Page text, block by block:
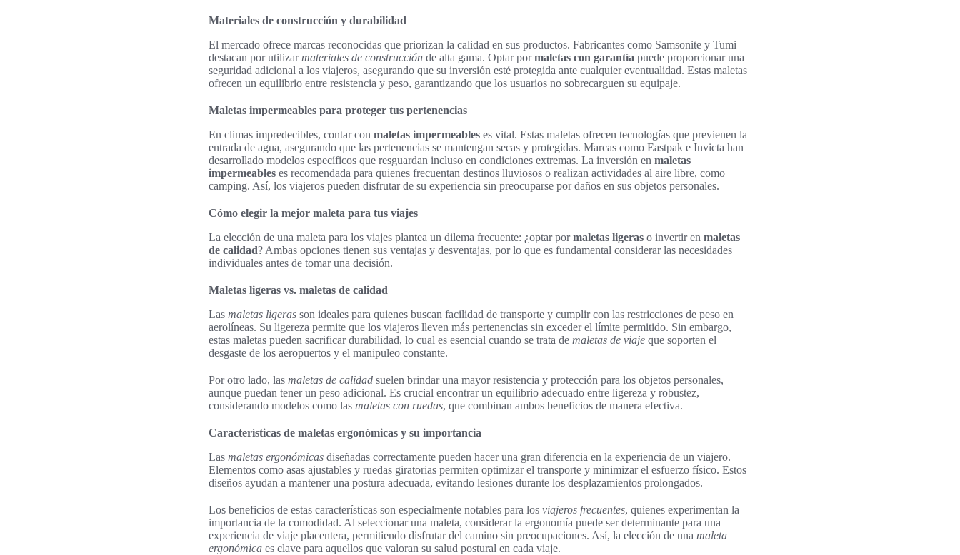
Materiales de construcción y durabilidad
El mercado ofrece marcas reconocidas que priorizan la calidad en sus productos. Fabricantes como Samsonite y Tumi
destacan por utilizarmateriales de construcción de alta gama. Optar pormaletas con garantía puede proporcionar una
seguridad adicional a los viajeros, asegurando que su inversión esté protegida ante cualquier eventualidad. Estas maletas
ofrecen un equilibrio entre resistencia y peso, garantizando que los usuarios no sobrecarguen su equipaje.
Maletas impermeables para proteger tus pertenencias
En climas impredecibles, contar con maletas impermeables es vital. Estas maletas ofrecen tecnologías que previenen la
entrada de agua, asegurando que las pertenencias se mantengan secas y protegidas. Marcas como Eastpak e Invicta han
desarrollado modelos específicos que resguardan incluso en condiciones extremas. La inversión en maletas
impermeables es recomendada para quienes frecuentan destinos lluviosos o realizan actividades al aire libre, como
camping. Así, los viajeros pueden disfrutar de su experiencia sin preocuparse por daños en sus objetos personales.
Cómo elegir la mejor maleta para tus viajes
La elección de una maleta para los viajes plantea un dilema frecuente: ¿optar pormaletas ligeras o invertir en maletas
de calidad? Ambas opciones tienen sus ventajas y desventajas, por lo que es fundamental considerar las necesidades
individuales antes de tomar una decisión.
Maletas ligeras vs. maletas de calidad
Las maletas ligeras son ideales para quienes buscan facilidad de transporte y cumplir con las restricciones de peso en
aerolíneas. Su ligereza permite que los viajeros lleven más pertenencias sin exceder el límite permitido. Sin embargo,
estas maletas pueden sacrificar durabilidad, lo cual es esencial cuando se trata de maletas de viaje que soporten el
desgaste de los aeropuertos y el manipuleo constante.
Por otro lado, las maletas de calidad suelen brindar una mayor resistencia y protección para los objetos personales,
aunque puedan tener un peso adicional. Es crucial encontrar un equilibrio adecuado entre ligereza y robustez,
considerando modelos como las maletas con ruedas, que combinan ambos beneficios de manera efectiva.
Características de maletas ergonómicas y su importancia
Las maletas ergonómicas diseñadas correctamente pueden hacer una gran diferencia en la experiencia de un viajero.
Elementos como asas ajustables y ruedas giratorias permiten optimizar el transporte y minimizar el esfuerzo físico. Estos
diseños ayudan a mantener una postura adecuada, evitando lesiones durante los desplazamientos prolongados.
Los beneficios de estas características son especialmente notables para los viajeros frecuentes, quienes experimentan la
importancia de la comodidad. Al seleccionar una maleta, considerar la ergonomía puede ser determinante para una
experiencia de viaje placentera, permitiendo disfrutar del camino sin preocupaciones. Así, la elección de una maleta
ergonómica es clave para aquellos que valoran su salud postural en cada viaje.